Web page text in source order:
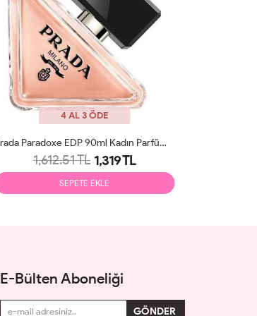
4 AL 3 ÖDE
1,493.31 TL 1,239 TL
SEPETE EKLE
E-Bülten Aboneliği